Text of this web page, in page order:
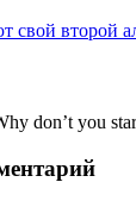
свой второй
don’t you